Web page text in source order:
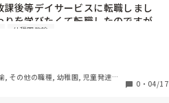
後等デイサービスに転職しまし
を学びたくて転職したのですが、
のですが、みなさんの園は加配制度
幼稚園教諭
, その他の職種, 幼稚園, 児童発達支
0 ・ 04/17